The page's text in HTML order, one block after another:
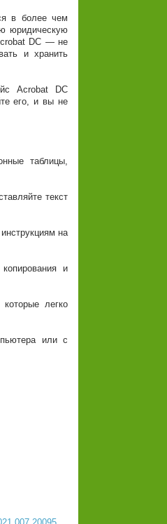
в более чем
юридическую
DC — не
и хранить
Acrobat DC
его, и вы не
таблицы,
текст
на
и
легко
или с